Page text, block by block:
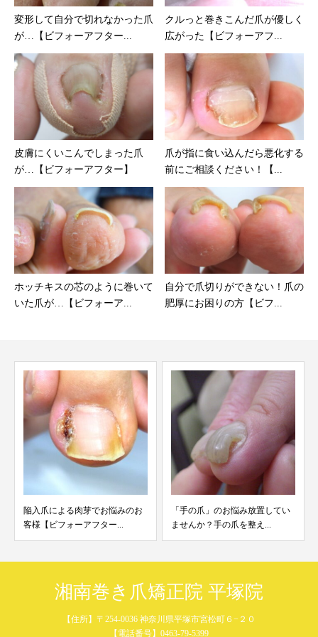
変形して自分で切れなかった爪
が…【ビフォーアフター...
クルっと巻きこんだ爪が優しく
広がった【ビフォーアフ...
皮膚にくいこんでしまった爪
が…【ビフォーアフター】
爪が指に食い込んだら悪化する
前にご相談ください！【...
ホッチキスの芯のように巻いて
いた爪が…【ビフォーア...
自分で爪切りができない！爪の
肥厚にお困りの方【ビフ...
爪による肉芽でお悩みのお
【ビフォーアフター...
「手の爪」のお悩み放置してい
ませんか？手の爪を整え...
爪先の
湘南巻き爪矯正院 平塚院
【住所】〒254-0036 神奈川県平塚市宮松町６−２０
【電話番号】0463-79-5399